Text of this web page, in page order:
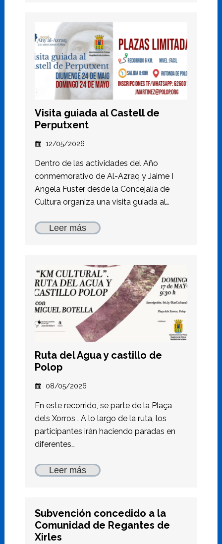
Visita guiada al Castell de
Perputxent
12/05/2026
Dentro de las actividades del Año
conmemorativo de Al-Azraq y Jaime I
Angela Fuster desde la Concejalía de
Cultura organiza una visita guiada al…
Leer más
Ruta del Agua y castillo de
Polop
08/05/2026
En este recorrido, se parte de la Plaça
dels Xorros . A lo largo de la ruta, los
participantes irán haciendo paradas en
diferentes…
Leer más
Subvención concedido a la
Comunidad de Regantes de
Xirles